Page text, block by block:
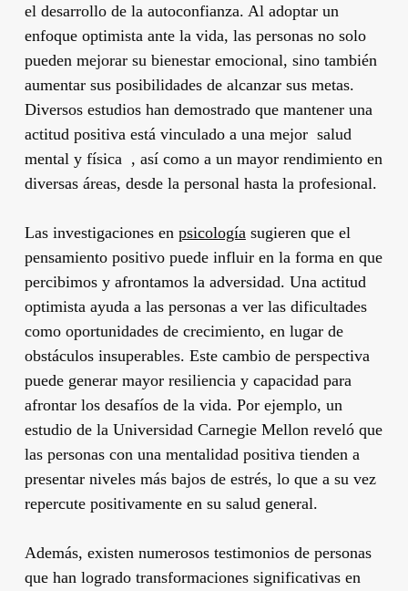
el desarrollo de la autoconfianza. Al adoptar un
enfoque optimista ante la vida, las personas no solo
pueden mejorar su bienestar emocional, sino también
aumentar sus posibilidades de alcanzar sus metas.
Diversos estudios han demostrado que mantener una
actitud positiva está vinculado a una mejor salud
mental y física , así como a un mayor rendimiento en
diversas áreas, desde la personal hasta la profesional.
Las investigaciones en psicología sugieren que el
pensamiento positivo puede influir en la forma en que
percibimos y afrontamos la adversidad. Una actitud
optimista ayuda a las personas a ver las dificultades
como oportunidades de crecimiento, en lugar de
obstáculos insuperables. Este cambio de perspectiva
puede generar mayor resiliencia y capacidad para
afrontar los desafíos de la vida. Por ejemplo, un
estudio de la Universidad Carnegie Mellon reveló que
las personas con una mentalidad positiva tienden a
presentar niveles más bajos de estrés, lo que a su vez
repercute positivamente en su salud general.
Además, existen numerosos testimonios de personas
que han logrado transformaciones significativas en